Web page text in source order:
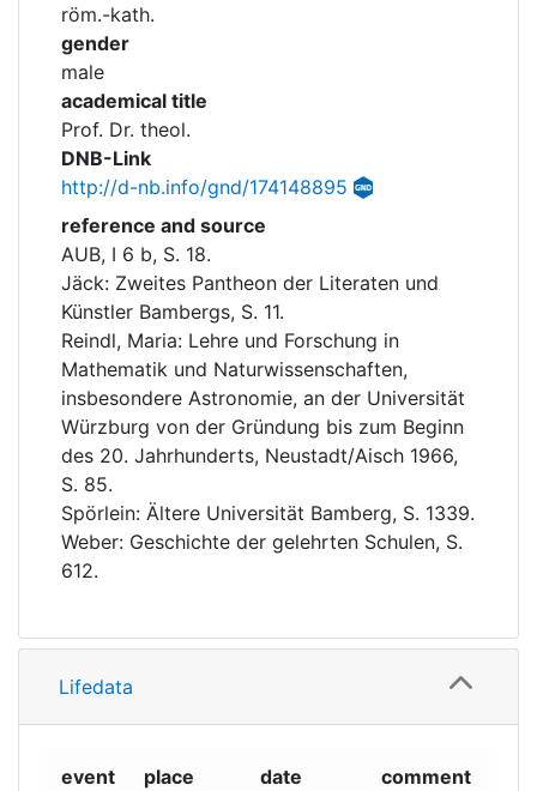
röm.-kath.
gender
male
academical title
Prof. Dr. theol.
DNB-Link
http://d-nb.info/gnd/174148895
reference and source
AUB, I 6 b, S. 18.
Jäck: Zweites Pantheon der Literaten und
Künstler Bambergs, S. 11.
Reindl, Maria: Lehre und Forschung in
Mathematik und Naturwissenschaften,
insbesondere Astronomie, an der Universität
Würzburg von der Gründung bis zum Beginn
des 20. Jahrhunderts, Neustadt/Aisch 1966,
S. 85.
Spörlein: Ältere Universität Bamberg, S. 1339.
Weber: Geschichte der gelehrten Schulen, S.
612.
Lifedata
event place date comment